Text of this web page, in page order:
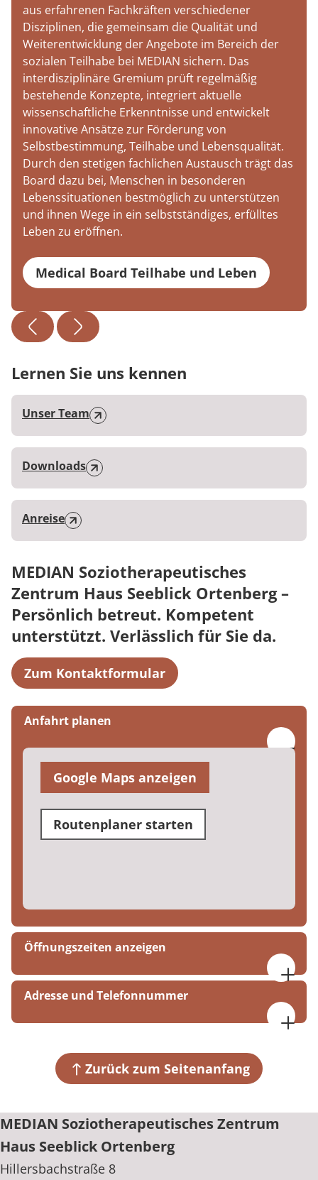
aus erfahrenen Fachkräften verschiedener
Disziplinen, die gemeinsam die Qualität und
Weiterentwicklung der Angebote im Bereich der
sozialen Teilhabe bei MEDIAN sichern. Das
interdisziplinäre Gremium prüft regelmäßig
bestehende Konzepte, integriert aktuelle
wissenschaftliche Erkenntnisse und entwickelt
innovative Ansätze zur Förderung von
Selbstbestimmung, Teilhabe und Lebensqualität.
Durch den stetigen fachlichen Austausch trägt das
Board dazu bei, Menschen in besonderen
Lebenssituationen bestmöglich zu unterstützen
und ihnen Wege in ein selbstständiges, erfülltes
Leben zu eröffnen.
Medical Board Teilhabe und Leben
Lernen Sie uns kennen
Unser Team
Downloads
Anreise
MEDIAN Soziotherapeutisches
Zentrum Haus Seeblick Ortenberg –
Persönlich betreut. Kompetent
unterstützt. Verlässlich für Sie da.
Zum Kontaktformular
Anfahrt planen
Google Maps anzeigen
Routenplaner starten
Öffnungszeiten anzeigen
09:00-16:00
Adresse und Telefonnummer
Hillersbachstraße 8
63683 Seeblick Ortenberg
+49 6046 9585-111
Zurück zum Seitenanfang
MEDIAN Soziotherapeutisches Zentrum
Haus Seeblick Ortenberg
Hillersbachstraße 8